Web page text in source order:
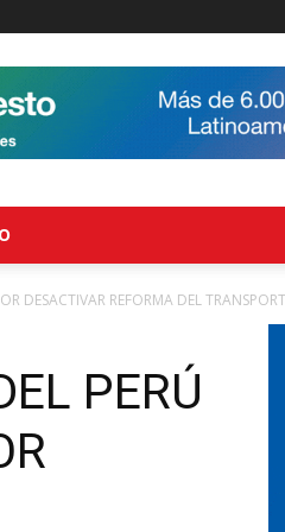
DESACTIVAR REFORMA DEL
PERÚ